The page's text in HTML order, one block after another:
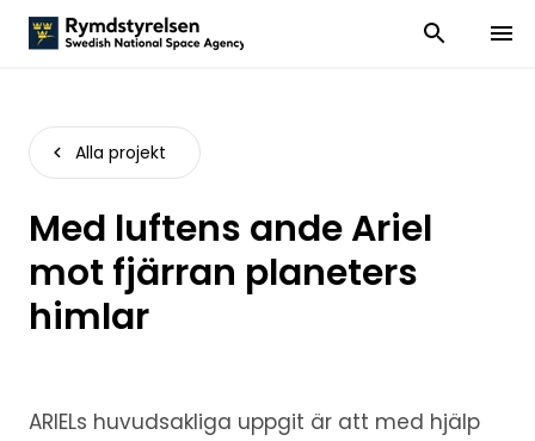
Visa och dölj
Visa
Alla projekt
Med luftens ande Ariel
mot fjärran planeters
himlar
ARIELs huvudsakliga uppgit är att med hjälp